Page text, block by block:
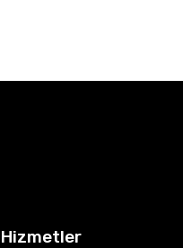
Hizmetler